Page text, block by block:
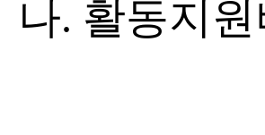
나. 활동지